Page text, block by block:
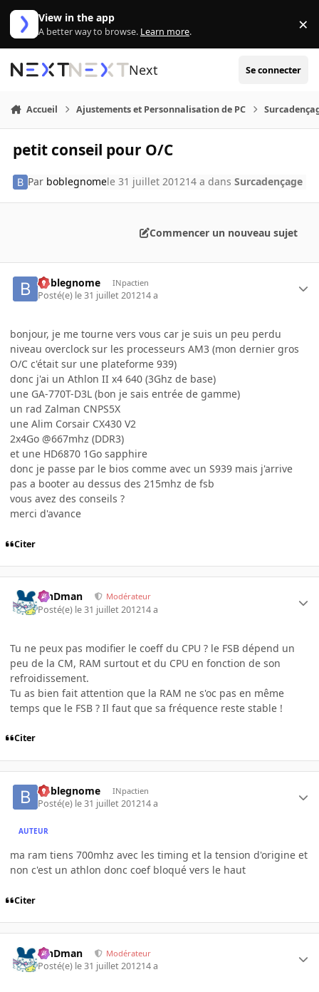
Aller au contenu
View in the app
A better way to browse. Learn more. ×
Next Se connecter
Accueil Ajustements et Personnalisation de PC
petit conseil pour O/C
Par boblegnomele 31 juillet 201214 a dansSurcadençage
Commencer un nouveau sujet
boblegnome INpactien
Posté(e) le 31 juillet 201214 a
bonjour, je me tourne vers vous car je suis un peu perdu
niveau overclock sur les processeurs AM3 (mon dernier gros
O/C c'était sur une plateforme 939)
donc j'ai un Athlon II x4 640 (3Ghz de base)
une GA-770T-D3L (bon je sais entrée de gamme)
un rad Zalman CNPS5X
une Alim Corsair CX430 V2
2x4Go @667mhz (DDR3)
et une HD6870 1Go sapphire
donc je passe par le bios comme avec un S939 mais j'arrive
pas a booter au dessus des 215mhz de fsb
vous avez des conseils ?
merci d'avance
Citer
RinDman Modérateur
Posté(e) le 31 juillet 201214 a
Tu ne peux pas modifier le coeff du CPU ? le FSB dépend un
peu de la CM, RAM surtout et du CPU en fonction de son
refroidissement.
Tu as bien fait attention que la RAM ne s'oc pas en même
temps que le FSB ? Il faut que sa fréquence reste stable !
Citer
boblegnome INpactien
Posté(e) le 31 juillet 201214 a
AUTEUR
ma ram tiens 700mhz avec les timing et la tension d'origine et
non c'est un athlon donc coef bloqué vers le haut
Citer
RinDman Modérateur
Posté(e) le 31 juillet 201214 a